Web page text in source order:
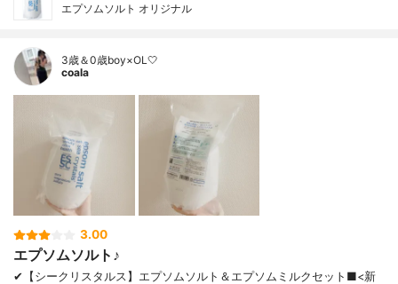
エプソムソルト オリジナル
3歳＆0歳boy×OL🤍
coala
3.00
エプソムソルト♪
✔︎【シークリスタルス】エプソムソルト＆エプソムミルクセット■<新